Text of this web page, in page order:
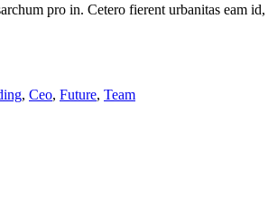
pro in. Cetero fierent urbanitas eam
, Ceo, Future, Team